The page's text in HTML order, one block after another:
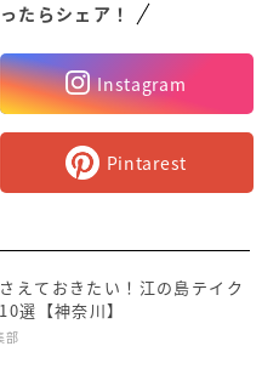
たらシェア！
Instagram
Pintarest
えておきたい！江の島テイク
選【神奈川】